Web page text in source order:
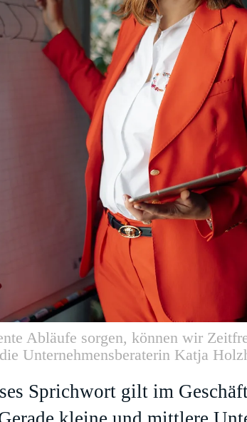
Abläufe sorgen, können wir
Unternehmensberaterin Katja
Sprichwort gilt im